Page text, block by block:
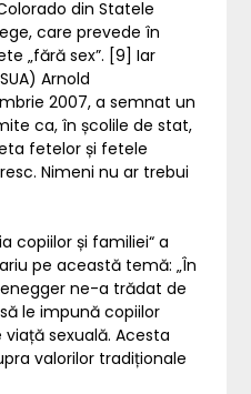
din Statele
care prevede în
„fără sex”. [9] Iar
Arnold
2007, a semnat un
ca, în școlile de stat,
fetelor și fetele
Nimeni nu ar trebui
copiilor și familiei“ a
pe această temă: „În
ne-a trădat de
le impună copiilor
sexuală. Acesta
valorilor tradiționale